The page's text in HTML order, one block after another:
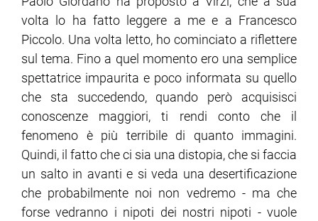
volta lo ha fatto leggere a me e a Francesco
Piccolo. Una volta letto, ho cominciato a riflettere
sul tema. Fino a quel momento ero una semplice
spettatrice impaurita e poco informata su quello
che sta succedendo, quando però acquisisci
conoscenze maggiori, ti rendi conto che il
fenomeno è più terribile di quanto immagini.
Quindi, il fatto che ci sia una distopia, che si faccia
un salto in avanti e si veda una desertificazione
che probabilmente noi non vedremo - ma che
forse vedranno i nipoti dei nostri nipoti - vuole